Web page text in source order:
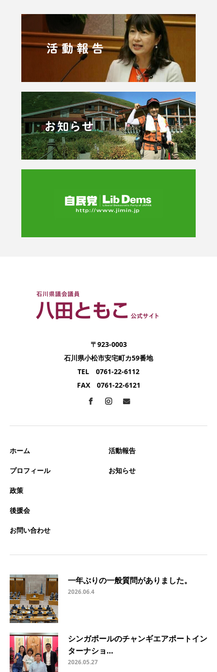
〒923-0003
石川県小松市安宅町カ59番地
TEL 0761-22-6112
FAX 0761-22-6121
ホーム
プロフィール
政策
後援会
お問い合わせ
活動報告
お知らせ
一年ぶりの一般質問がありました。
2026.06.4
シンガポールのチャンギエアポートイン
ターナショ…
2026.05.27